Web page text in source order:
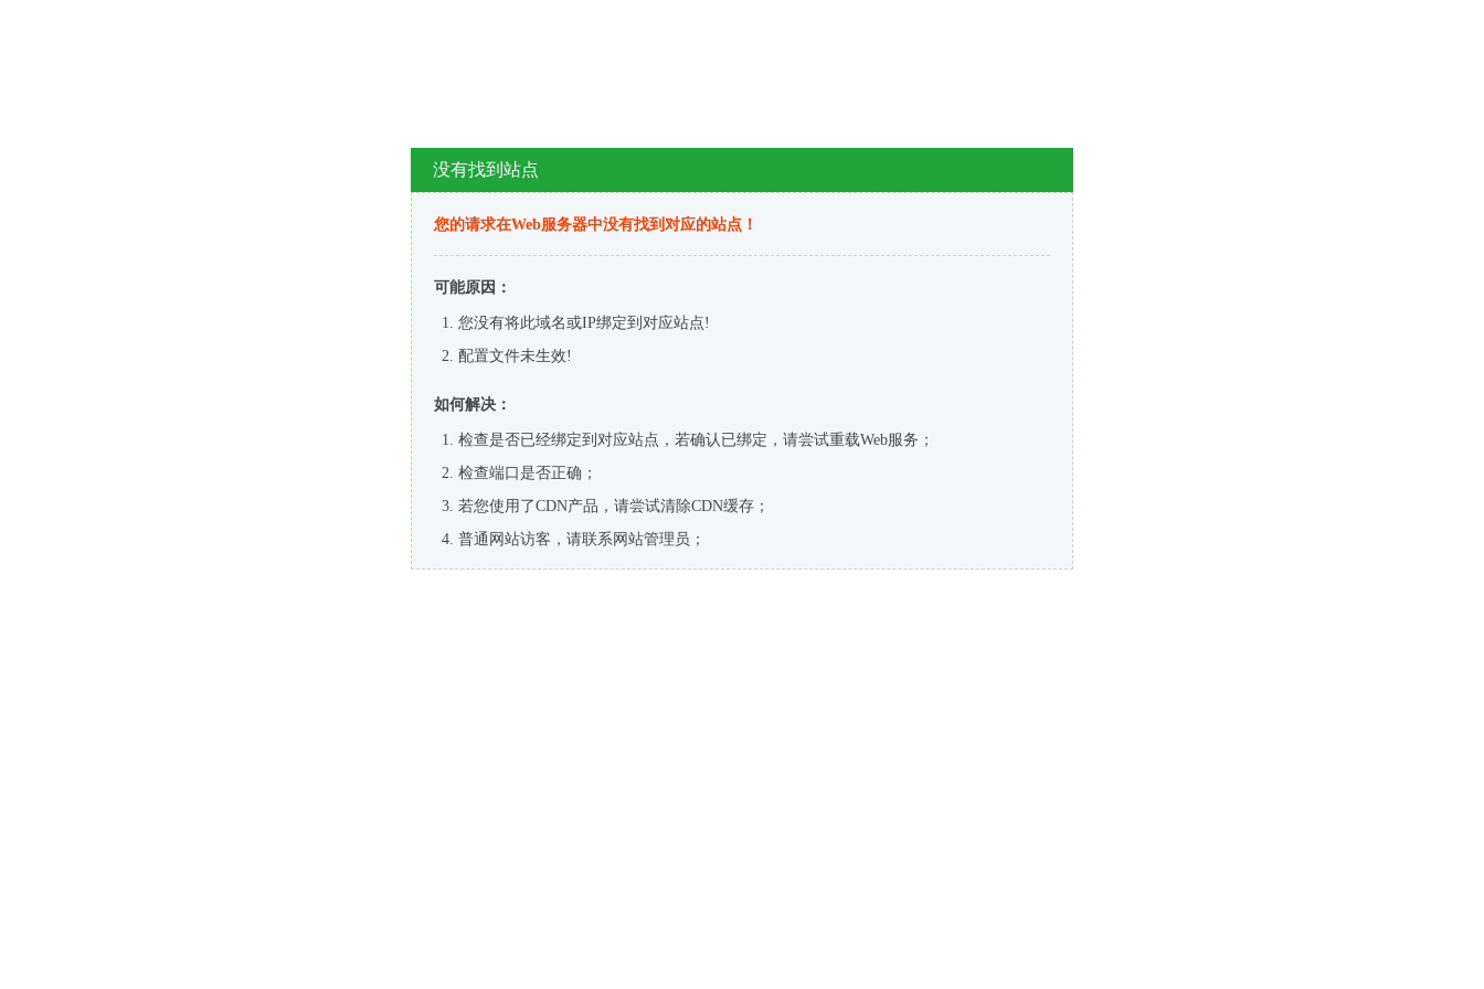
没有找到站点
您的请求在Web服务器中没有找到对应的站点！
可能原因：
您没有将此域名或IP绑定到对应站点!
配置文件未生效!
如何解决：
检查是否已经绑定到对应站点，若确认已绑定，请尝试重载Web服务；
检查端口是否正确；
若您使用了CDN产品，请尝试清除CDN缓存；
普通网站访客，请联系网站管理员；